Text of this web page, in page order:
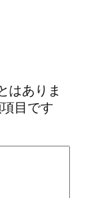
はありま
目です